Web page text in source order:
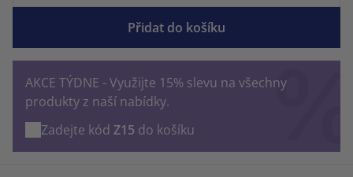
Přidat do košíku
AKCE TÝDNE - Využijte 15% slevu na všechny
produkty z naší nabídky.
Zadejte kód Z15 do košíku